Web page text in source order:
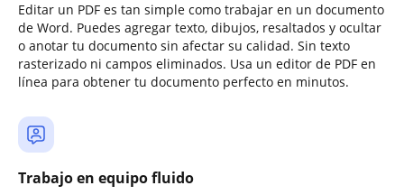
Editar un PDF es tan simple como trabajar en un documento
de Word. Puedes agregar texto, dibujos, resaltados y ocultar
o anotar tu documento sin afectar su calidad. Sin texto
rasterizado ni campos eliminados. Usa un editor de PDF en
línea para obtener tu documento perfecto en minutos.
Trabajo en equipo fluido